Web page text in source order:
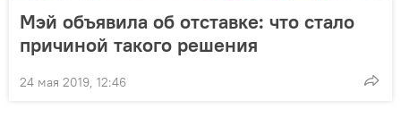
Мэй объявила об отставке: что стало
причиной такого решения
24 мая 2019, 12:46